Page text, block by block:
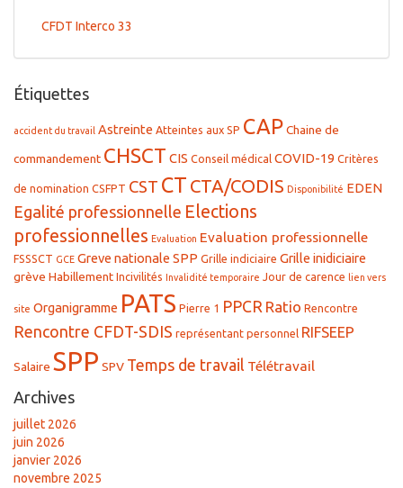
CFDT Interco 33
Étiquettes
accident du travail Astreinte Atteintes aux SP CAPChaine de
commandement CHSCT CIS Conseil médical COVID-19 Critères
de nomination CSFPT CST CT CTA/CODIS Disponibilité EDEN
Egalité professionnelle Elections
professionnelles Evaluation Evaluation professionnelle
FSSSCT GCE Greve nationale SPP Grille indiciaire Grille inidiciaire
grève Habillement Incivilités Invalidité temporaire Jour de carence lien vers
site Organigramme PATS Pierre 1 PPCR Ratio Rencontre
Rencontre CFDT-SDIS représentant personnel RIFSEEP
Salaire SPP SPV Temps de travail Télétravail
Archives
juillet 2026
juin 2026
janvier 2026
novembre 2025